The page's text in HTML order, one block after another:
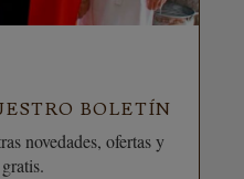
BOLETÍN
novedades, ofertas y